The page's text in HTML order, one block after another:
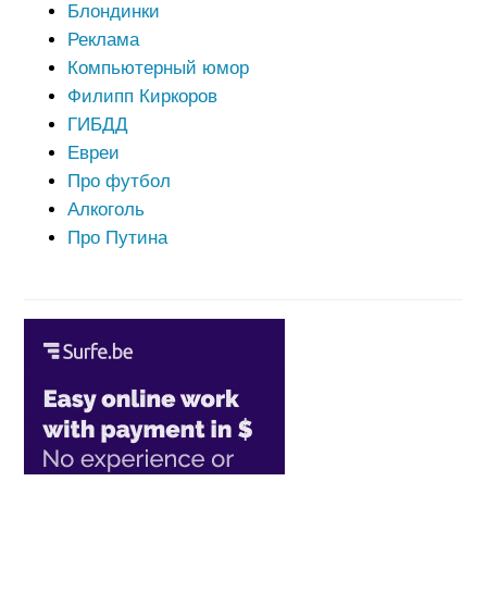
Блондинки
Реклама
Компьютерный юмор
Филипп Киркоров
ГИБДД
Евреи
Про футбол
Алкоголь
Про Путина